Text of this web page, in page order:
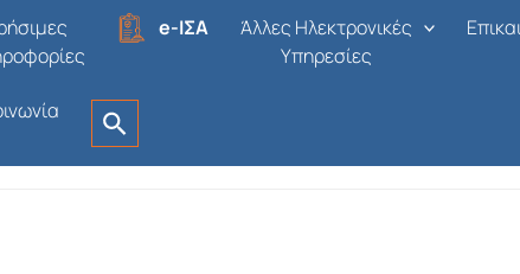
e-ΙΣΑ
Άλλες Ηλεκτρονικές
Υπηρεσίες
Δημοσιεύτηκε πριν από 1 μήνα